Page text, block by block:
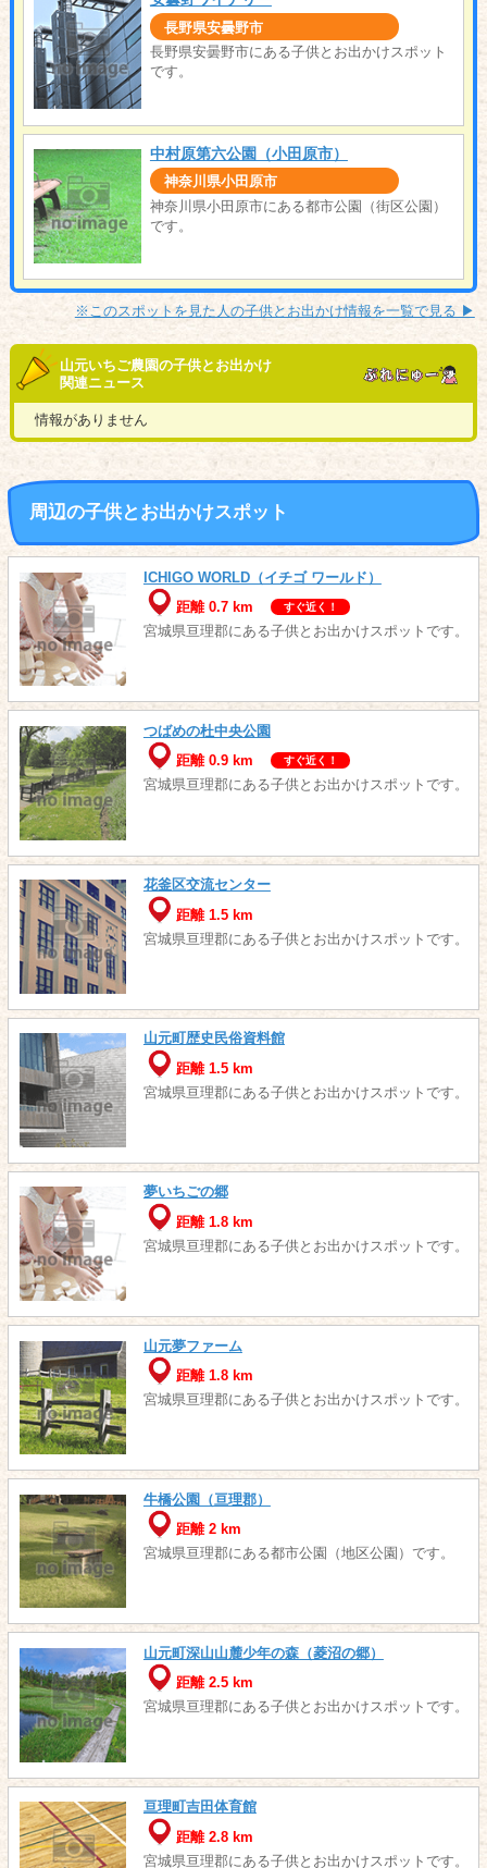
長野県安曇野市
長野県安曇野市にある子供とお出かけスポット
です。
中村原第六公園（小田原市）
神奈川県小田原市
神奈川県小田原市にある都市公園（街区公園）
です。
※このスポットを見た人の子供とお出かけ情報を一覧で見る ▶︎
山元いちご農園の子供とお出かけ
関連ニュース
情報がありません
周辺の子供とお出かけスポット
ICHIGO WORLD（イチゴ ワールド）
距離 0.7 km
すぐ近く！
宮城県亘理郡にある子供とお出かけスポットです。
つばめの杜中央公園
距離 0.9 km
すぐ近く！
宮城県亘理郡にある子供とお出かけスポットです。
花釜区交流センター
距離 1.5 km
宮城県亘理郡にある子供とお出かけスポットです。
山元町歴史民俗資料館
距離 1.5 km
宮城県亘理郡にある子供とお出かけスポットです。
夢いちごの郷
距離 1.8 km
宮城県亘理郡にある子供とお出かけスポットです。
山元夢ファーム
距離 1.8 km
宮城県亘理郡にある子供とお出かけスポットです。
牛橋公園（亘理郡）
距離 2 km
宮城県亘理郡にある都市公園（地区公園）です。
山元町深山山麓少年の森（菱沼の郷）
距離 2.5 km
宮城県亘理郡にある子供とお出かけスポットです。
亘理町吉田体育館
距離 2.8 km
宮城県亘理郡にある子供とお出かけスポットです。